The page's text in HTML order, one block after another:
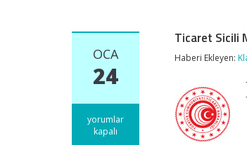
OCA
24
Ticaret
Sicili
yorumlar
kapalı
Ticaret Sicili
Haberi Ekleyen: